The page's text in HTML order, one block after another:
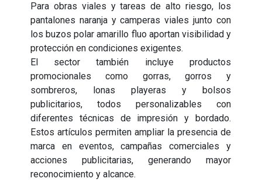
Para obras viales y tareas de alto riesgo, los
pantalones naranja y camperas viales junto con
los buzos polar amarillo fluo aportan visibilidad y
protección en condiciones exigentes.
El sector también incluye productos
promocionales como gorras, gorros y
sombreros, lonas playeras y bolsos
publicitarios, todos personalizables con
diferentes técnicas de impresión y bordado.
Estos artículos permiten ampliar la presencia de
marca en eventos, campañas comerciales y
acciones publicitarias, generando mayor
reconocimiento y alcance.